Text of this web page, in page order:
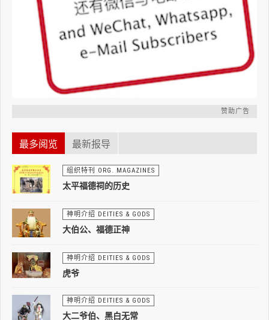
赞助广告
最多阅览 最新报导
组织特刊 ORG. MAGAZINES
太平福德祠的历史
神明介绍 DEITIES & GODS
大伯公、福德正神
神明介绍 DEITIES & GODS
虎爷
神明介绍 DEITIES & GODS
大二爷伯、黑白无常